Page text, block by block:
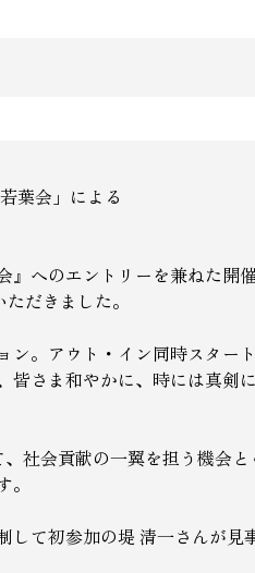
葉会」による
』へのエントリーを兼ねた開
だきました。
ン。アウト・イン同時スター
皆さま和やかに、時には真剣
社会貢献の一翼を担う機会と
て初参加の堤 清一さんが見